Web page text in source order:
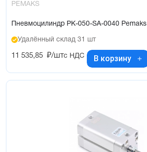
PEMAKS
Пневмоцилиндр PK-050-SA-0040 Pemaks
Удалённый склад 31 шт
11 535,85 ₽/штс НДС В корзину